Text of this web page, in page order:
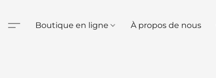
Boutique en ligne À propos de nous